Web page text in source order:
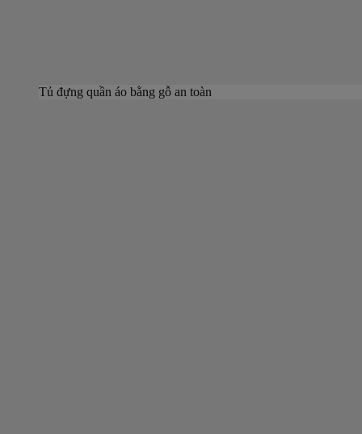
Tủ đựng quần áo bằng gỗ an toàn